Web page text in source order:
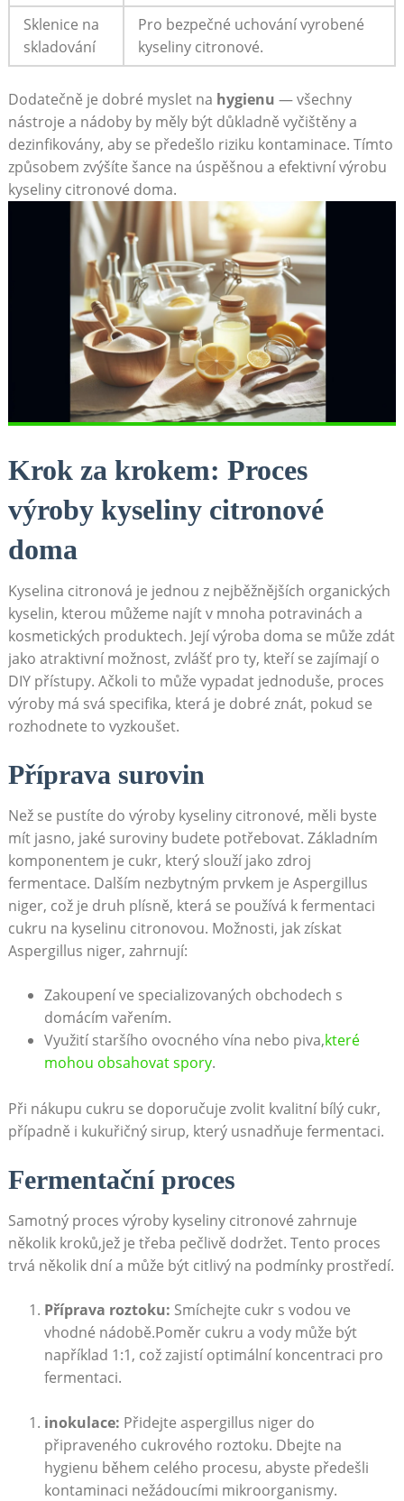
Sklenice na
skladování
Pro bezpečné uchování vyrobené
kyseliny citronové.
Dodatečně je dobré myslet na hygienu — všechny
nástroje a nádoby by měly být důkladně vyčištěny a
dezinfikovány, aby se předešlo riziku kontaminace. Tímto
způsobem zvýšíte šance na úspěšnou a efektivní výrobu
kyseliny citronové doma.
Krok za krokem: Proces
výroby kyseliny citronové
doma
Kyselina citronová je jednou z nejběžnějších organických
kyselin, kterou můžeme najít v mnoha potravinách a
kosmetických produktech. Její výroba doma se může zdát
jako atraktivní možnost, zvlášť pro ty, kteří se zajímají o
DIY přístupy. Ačkoli to může vypadat jednoduše, proces
výroby má svá specifika, která je dobré znát, pokud se
rozhodnete to vyzkoušet.
Příprava surovin
Než se pustíte do výroby kyseliny citronové, měli byste
mít jasno, jaké suroviny budete potřebovat. Základním
komponentem je cukr, který slouží jako zdroj
fermentace. Dalším nezbytným prvkem je Aspergillus
niger, což je druh plísně, která se používá k fermentaci
cukru na kyselinu citronovou. Možnosti, jak získat
Aspergillus niger, zahrnují:
Zakoupení ve specializovaných obchodech s
domácím vařením.
Využití staršího ovocného vína nebo piva,které
mohou obsahovat spory.
Při nákupu cukru se doporučuje zvolit kvalitní bílý cukr,
případně i kukuřičný sirup, který usnadňuje fermentaci.
Fermentační proces
Samotný proces výroby kyseliny citronové zahrnuje
několik kroků,jež je třeba pečlivě dodržet. Tento proces
trvá několik dní a může být citlivý na podmínky prostředí.
Příprava roztoku: Smíchejte cukr s vodou ve
vhodné nádobě.Poměr cukru a vody může být
například 1:1, což zajistí optimální koncentraci pro
fermentaci.
inokulace: Přidejte aspergillus niger do
připraveného cukrového roztoku. Dbejte na
hygienu během celého procesu, abyste předešli
kontaminaci nežádoucími mikroorganismy.